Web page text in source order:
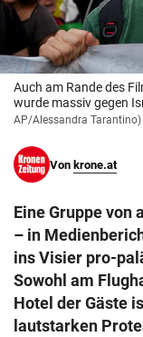
© Krone Multimedia
Muthgasse 2, 1190
Auch am Rande des
wurde massiv gegen
AP/Alessandra Tarantino)
Von krone.at
Eine Gruppe von
– in
ins Visier pro-
Sowohl am
Hotel der Gäste
lautstarken